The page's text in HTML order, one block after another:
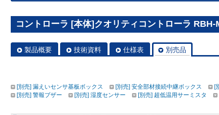
コントローラ [本体]クオリティコントローラ RBH-
製品概要 技術資料 仕様表 別売品
[別売] 漏えいセンサ基板ボックス [別売] 安全部材接続中継ボックス
[
[別売] 警報ブザー
[別売] 湿度センサー [別売] 超低温用サーミスタ